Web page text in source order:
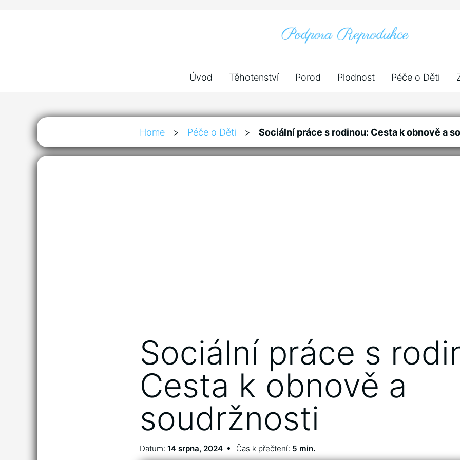
Úvod Těhotenství Porod Plodnost Péče o Děti
Home > Péče o Děti > Sociální práce s rodinou: Cesta k obnově a
Sociální práce s
Cesta k obnově a
soudržnosti
Datum: 14 srpna, 2024 Čas k přečtení: 5 min.